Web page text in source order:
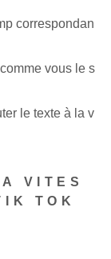
correspondan
vous le s
le texte à la v
VITES
TOK